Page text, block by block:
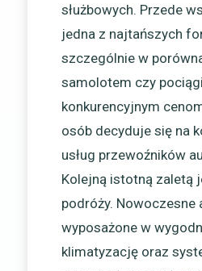
służbowych. Przede
jedna z najtańszych
szczególnie w
samolotem czy
konkurencyjnym
osób decyduje się na
usług przewoźników
Kolejną istotną zaletą
podróży. Nowoczesne
wyposażone w
klimatyzację oraz